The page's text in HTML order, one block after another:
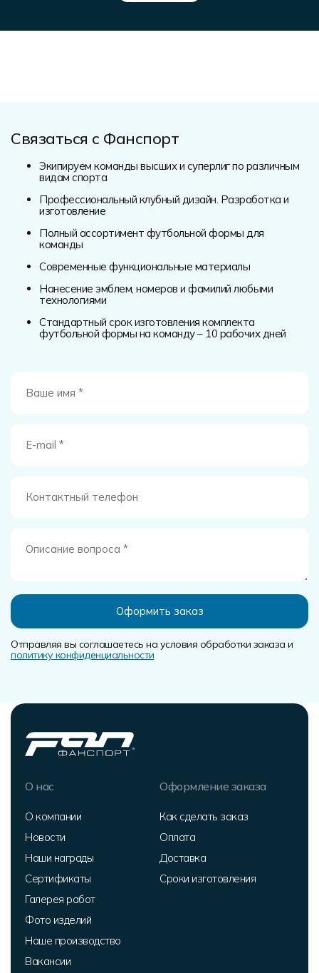
Связаться с Фанспорт
Экипируем команды высших и суперлиг по различным
видам спорта
Профессиональный клубный дизайн. Разработка и
изготовление
Полный ассортимент футбольной формы для
команды
Современные функциональные материалы
Нанесение эмблем, номеров и фамилий любыми
технологиями
Стандартный срок изготовления комплекта
футбольной формы на команду – 10 рабочих дней
Отправляя вы соглашаетесь на условия обработки заказа и
политику конфиденциальности
О нас
О компании
Новости
Наши награды
Сертификаты
Галерея работ
Фото изделий
Наше производство
Вакансии
Оформление заказа
Как сделать заказ
Оплата
Доставка
Сроки изготовления